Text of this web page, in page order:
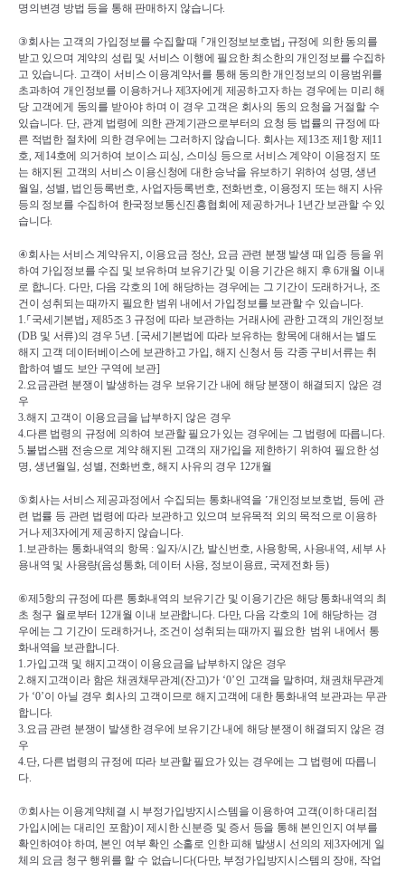
명의변경 방법 등을 통해 판매하지 않습니다.
③회사는 고객의 가입정보를 수집할 때 ⸀개인정보보호법 ⸥ 규정에 의한 동의를
받고 있으며 계약의 성립 및 서비스 이행에 필요한 최소한의 개인정보를 수집하
고 있습니다. 고객이 서비스 이용계약서를 통해 동의한 개인정보의 이용범위를
초과하여 개인정보를 이용하거나 제3자에게 제공하고자 하는 경우에는 미리 해
당 고객에게 동의를 받아야 하며 이 경우 고객은 회사의 동의 요청을 거절할 수
있습니다. 단, 관계 법령에 의한 관계기관으로부터의 요청 등 법률의 규정에 따
른 적법한 절차에 의한 경우에는 그러하지 않습니다. 회사는 제 13조 제 1항 제 11
호, 제 14호에 의거하여 보이스 피싱, 스미싱 등으로 서비스 계약이 이용정지 또
는 해지된 고객의 서비스 이용신청에 대한 승낙을 유보하기 위하여 성명, 생년
월일, 성별, 법인등록번호, 사업자등록번호, 전화번호, 이용정지 또는 해지 사유
등의 정보를 수집하여 한국정보통신진흥협회에 제공하거나 1년간 보관할 수 있
습니다.
④회사는 서비스 계약유지 , 이용요금 정산, 요금 관련 분쟁 발생 때 입증 등을 위
하여 가입정보를 수집 및 보유하며 보유기간 및 이용 기간은 해지 후 6개월 이내
로 합니다. 다만, 다음 각호의 1에 해당하는 경우에는 그 기간이 도래하거나, 조
건이 성취되는 때까지 필요한 범위 내에서 가입정보를 보관할 수 있습니다.
1.⸀국세기본법 ⸥ 제 85조 3 규정에 따라 보관하는 거래사에 관한 고객의 개인정보
(DB 및 서류)의 경우 5년 . [국세기본법에 따라 보유하는 항목에 대해서는 별도
해지 고객 데이터베이스에 보관하고 가입, 해지 신청서 등 각종 구비서류는 취
합하여 별도 보안 구역에 보관]
2.요금관련 분쟁이 발생하는 경우 보유기간 내에 해당 분쟁이 해결되지 않은 경
우
3.해지 고객이 이용요금을 납부하지 않은 경우
4.다른 법령의 규정에 의하여 보관할 필요가 있는 경우에는 그 법령에 따릅니다.
5.불법스팸 전송으로 계약 해지된 고객의 재가입을 제한하기 위하여 필요한 성
명, 생년월일, 성별, 전화번호, 해지 사유의 경우 12개월
⑤회사는 서비스 제공과정에서 수집되는 통화내역을 ˹개인정보보호법
등에 관
련 법률 등 관련 법령에 따라 보관하고 있으며 보유목적 외의 목적으로 이용하
거나 제3자에게 제공하지 않습니다.
1.보관하는 통화내역의 항목 : 일자/시간, 발신번호, 사용항목, 사용내역, 세부 사
용내역 및 사용량(음성통화, 데이터 사용, 정보이용료, 국제전화 등)
⑥제 5항의 규정에 따른 통화내역의 보유기간 및 이용기간은 해당 통화내역의 최
초 청구 월로부터 12개월 이내 보관합니다. 다만, 다음 각호의 1에 해당하는 경
우에는 그 기간이 도래하거나, 조건이 성취되는 때까지 필요한  범위 내에서 통
화내역을 보관합니다.
1.가입고객 및 해지고객이 이용요금을 납부하지 않은 경우
2.해지고객이라 함은 채권채무관계 (잔고)가 ‘0’인 고객을 말하며, 채권채무관계
가 ‘0’이 아닐 경우 회사의 고객이므로 해지고객에 대한 통화내역 보관과는 무관
합니다.
3.요금 관련 분쟁이 발생한 경우에 보유기간 내에 해당 분쟁이 해결되지 않은 경
우
4.단, 다른 법령의 규정에 따라 보관할 필요가 있는 경우에는 그 법령에 따릅니
다.
⑦회사는 이용계약체결 시 부정가입방지시스템을 이용하여 고객(이하 대리점
가입시에는 대리인 포함)이 제시한 신분증 및 증서 등을 통해 본인인지 여부를
확인하여야 하며, 본인 여부 확인 소홀로 인한 피해 발생시 선의의 제 3자에게 일
체의 요금 청구 행위를 할 수 없습니다(다만, 부정가입방지시스템의 장애, 작업